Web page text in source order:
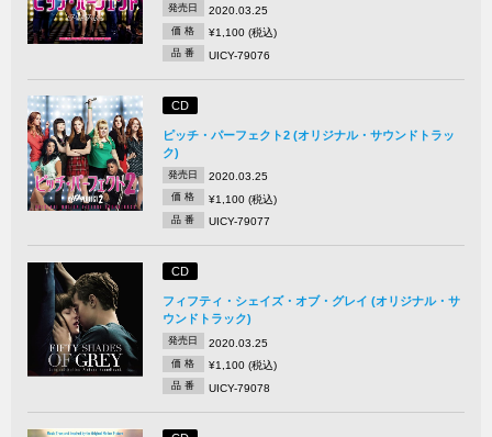
発売日 2020.03.25
価 格 ¥1,100 (税込)
品 番 UICY-79076
CD
ピッチ・パーフェクト2 (オリジナル・サウンドトラッ
ク)
発売日 2020.03.25
価 格 ¥1,100 (税込)
品 番 UICY-79077
CD
フィフティ・シェイズ・オブ・グレイ (オリジナル・サ
ウンドトラック)
発売日 2020.03.25
価 格 ¥1,100 (税込)
品 番 UICY-79078